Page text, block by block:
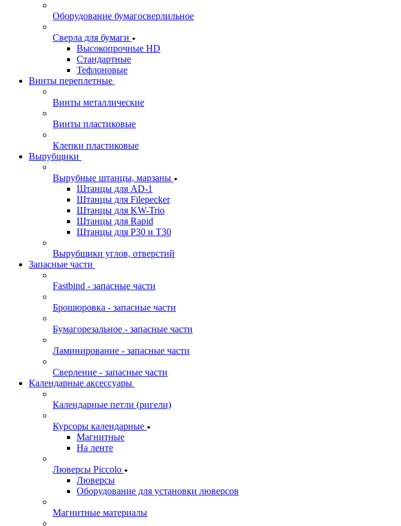
Оборудование бумагосверлильное
Сверла для бумаги
Высокопрочные HD
Стандартные
Тефлоновые
Винты переплетные
Винты металлические
Винты пластиковые
Клепки пластиковые
Вырубщики
Вырубные штанцы, марзаны
Штанцы для AD-1
Штанцы для Filepecker
Штанцы для KW-Trio
Штанцы для Rapid
Штанцы для Р30 и Т30
Вырубщики углов, отверстий
Запасные части
Fastbind - запасные части
Брошюровка - запасные части
Бумагорезальное - запасные части
Ламинирование - запасные части
Сверление - запасные части
Календарные аксессуары
Календарные петли (ригели)
Курсоры календарные
Магнитные
На ленте
Люверсы Piccolo
Люверсы
Оборудование для установки люверсов
Магнитные материалы